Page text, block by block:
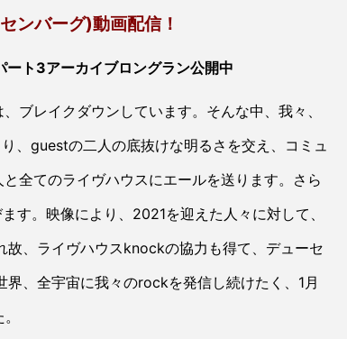
ンバーグ)動画配信！
ト3アーカイブロングラン公開中
ブレイクダウンしています。そんな中、我々、
、guestの二人の底抜けな明るさを交え、コミュ
全てのライヴハウスにエールを送ります。さら
す。映像により、2021を迎えた人々に対して、
、ライヴハウスknockの協力も得て、デューセ
、全宇宙に我々のrockを発信し続けたく、1月